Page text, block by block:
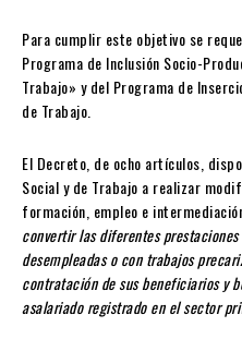
Para cumplir este objetivo se
Programa de Inclusión Socio-
Trabajo» y del Programa de
de Trabajo.
El Decreto, de ocho artículos,
Social y de Trabajo a realizar
formación, empleo e
convertir las diferentes
desempleadas o con trabajos
contratación de sus beneficiarios y
asalariado registrado en el sector